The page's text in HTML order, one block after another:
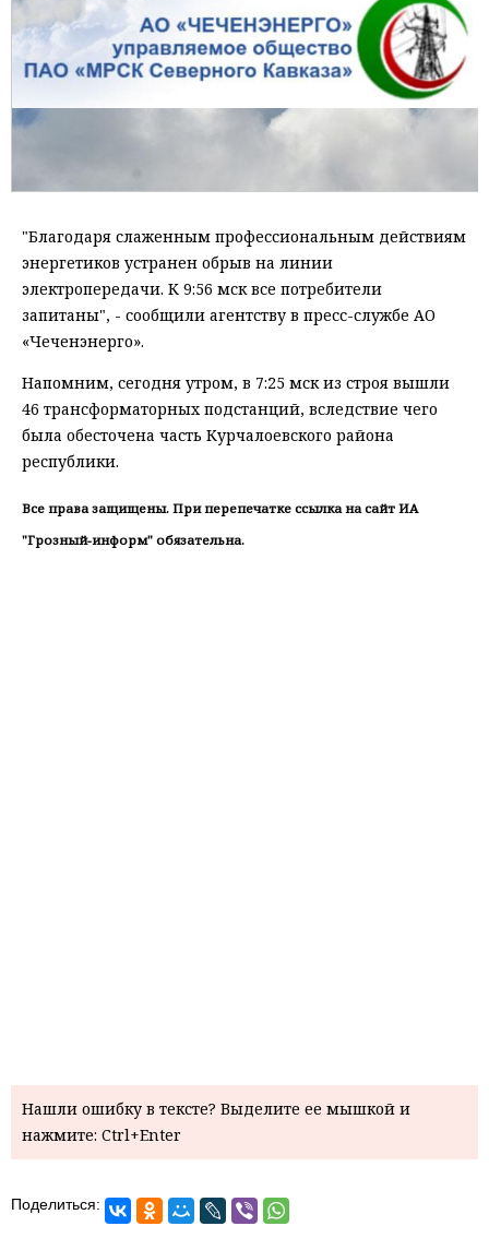
"Благодаря слаженным профессиональным действиям
энергетиков устранен обрыв на линии
электропередачи. К 9:56 мск все потребители
запитаны", - сообщили агентству в пресс-службе АО
«Чеченэнерго».
Напомним, сегодня утром, в 7:25 мск из строя вышли
46 трансформаторных подстанций, вследствие чего
была обесточена часть Курчалоевского района
республики.
Все права защищены. При перепечатке ссылка на сайт ИА
"Грозный-информ" обязательна.
Нашли ошибку в тексте? Выделите ее мышкой и
нажмите: Ctrl+Enter
Поделиться: